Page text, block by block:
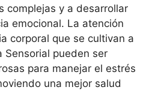
complejas y a desarrollar
emocional. La atención
corporal que se cultivan a
Sensorial pueden ser
para manejar el estrés
una mejor salud